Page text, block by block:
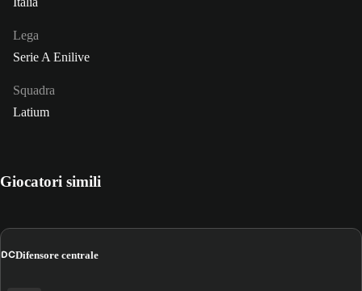
Lega
Serie A Enilive
Squadra
Latium
Giocatori simili
DCDifensore centrale